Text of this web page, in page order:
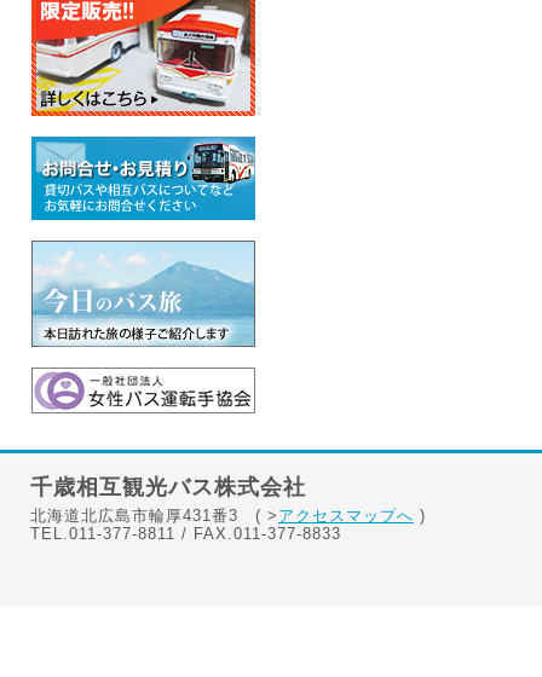
千歳相互観光バス株式会社
北海道北広島市輪厚431番3 ( > アクセスマップへ )
TEL.011-377-8811 / FAX.011-377-8833